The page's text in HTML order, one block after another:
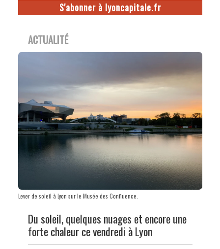
S'abonner à lyoncapitale.fr
ACTUALITÉ
Lever de soleil à Lyon sur le Musée des Confluence.
Du soleil, quelques nuages et encore une
forte chaleur ce vendredi à Lyon